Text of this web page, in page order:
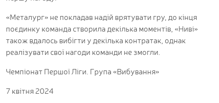
«Металург» не покладав надій врятувати гру, до кінця
поєдинку команда створила декілька моментів, «Ниві»
також вдалось вибігти у декілька контратак, однак
реалізувати свої нагоди команди не змогли.
Чемпіонат Першої Ліги. Група «Вибування»
7 квітня 2024